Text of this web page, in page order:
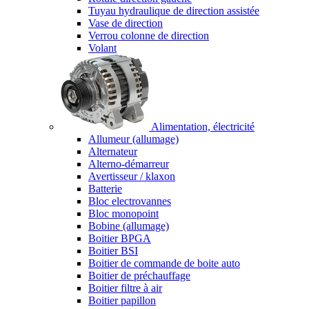
Tuyau hydraulique de direction assistée
Vase de direction
Verrou colonne de direction
Volant
Alimentation, électricité
Allumeur (allumage)
Alternateur
Alterno-démarreur
Avertisseur / klaxon
Batterie
Bloc electrovannes
Bloc monopoint
Bobine (allumage)
Boitier BPGA
Boitier BSI
Boitier de commande de boite auto
Boitier de préchauffage
Boitier filtre à air
Boitier papillon